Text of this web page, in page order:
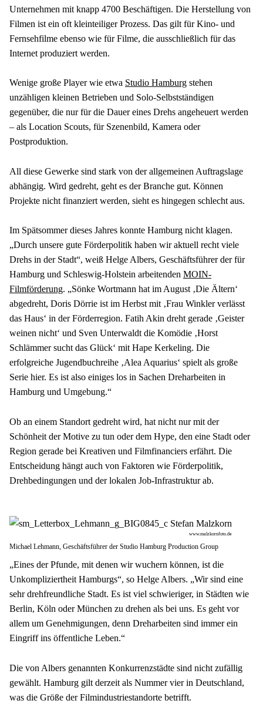
Unternehmen mit knapp 4700 Beschäftigen. Die Herstellung von
Filmen ist ein oft kleinteiliger Prozess. Das gilt für Kino- und
Fernsehfilme ebenso wie für Filme, die ausschließlich für das
Internet produziert werden.
Wenige große Player wie etwa Studio Hamburg stehen
unzähligen kleinen Betrieben und Solo-Selbstständigen
gegenüber, die nur für die Dauer eines Drehs angeheuert werden
– als Location Scouts, für Szenenbild, Kamera oder
Postproduktion.
All diese Gewerke sind stark von der allgemeinen Auftragslage
abhängig. Wird gedreht, geht es der Branche gut. Können
Projekte nicht finanziert werden, sieht es hingegen schlecht aus.
Im Spätsommer dieses Jahres konnte Hamburg nicht klagen.
„Durch unsere gute Förderpolitik haben wir aktuell recht viele
Drehs in der Stadt“, weiß Helge Albers, Geschäftsführer der für
Hamburg und Schleswig-Holstein arbeitenden MOIN-
Filmförderung. „Sönke Wortmann hat im August ‚Die Ältern‘
abgedreht, Doris Dörrie ist im Herbst mit ‚Frau Winkler verlässt
das Haus‘ in der Förderregion. Fatih Akin dreht gerade ‚Geister
weinen nicht‘ und Sven Unterwaldt die Komödie ‚Horst
Schlämmer sucht das Glück‘ mit Hape Kerkeling. Die
erfolgreiche Jugendbuchreihe ‚Alea Aquarius‘ spielt als große
Serie hier. Es ist also einiges los in Sachen Dreharbeiten in
Hamburg und Umgebung.“
Ob an einem Standort gedreht wird, hat nicht nur mit der
Schönheit der Motive zu tun oder dem Hype, den eine Stadt oder
Region gerade bei Kreativen und Filmfinanciers erfährt. Die
Entscheidung hängt auch von Faktoren wie Förderpolitik,
Drehbedingungen und der lokalen Job-Infrastruktur ab.
www.malzkornfoto.de
Michael Lehmann, Geschäftsführer der Studio Hamburg ­Production Group
„Eines der Pfunde, mit denen wir wuchern können, ist die
Unkompliziertheit Hamburgs“, so Helge Albers. „Wir sind eine
sehr drehfreundliche Stadt. Es ist viel schwieriger, in Städten wie
Berlin, Köln oder München zu drehen als bei uns. Es geht vor
allem um Genehmigungen, denn Dreharbeiten sind immer ein
Eingriff ins öffentliche Leben.“
Die von Albers genannten Konkurrenzstädte sind nicht zufällig
gewählt. Hamburg gilt derzeit als Nummer vier in Deutschland,
was die Größe der Filmindustriestandorte betrifft.